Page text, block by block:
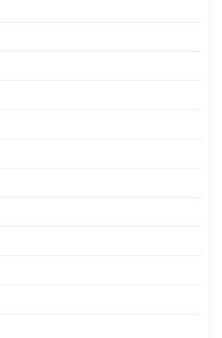
từng có chồng, tôi đòi ly hôn
mẹ tôi buông câu này
body nóng bỏng tuổi 52 trên du
Beckham